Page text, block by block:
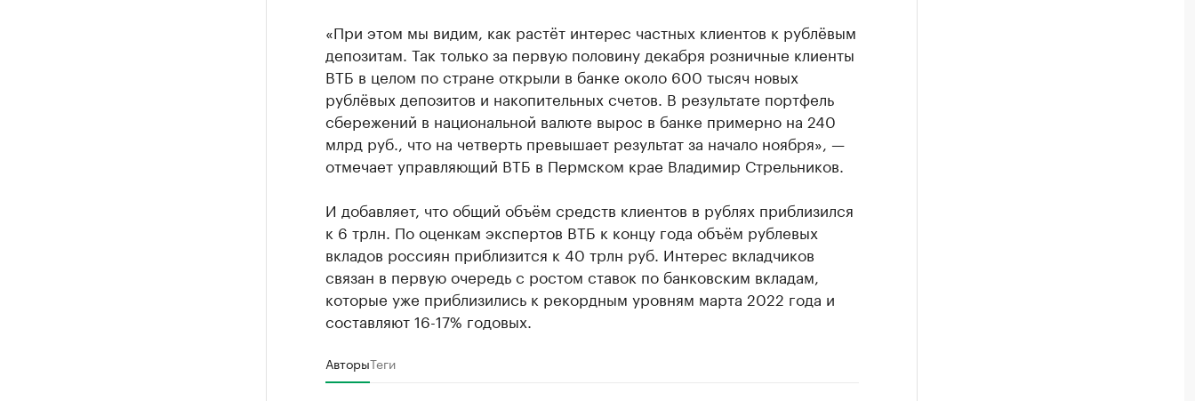
«При этом мы видим, как растёт интерес частных клиентов к рублёвым
депозитам. Так только за первую половину декабря розничные клиенты
ВТБ в целом по стране открыли в банке около 600 тысяч новых
рублёвых депозитов и накопительных счетов. В результате портфель
сбережений в национальной валюте вырос в банке примерно на 240
млрд руб., что на четверть превышает результат за начало ноября», —
отмечает управляющий ВТБ в Пермском крае Владимир Стрельников.
И добавляет, что общий объём средств клиентов в рублях приблизился
к 6 трлн. По оценкам экспертов ВТБ к концу года объём рублевых
вкладов россиян приблизится к 40 трлн руб. Интерес вкладчиков
связан в первую очередь с ростом ставок по банковским вкладам,
которые уже приблизились к рекордным уровням марта 2022 года и
составляют 16-17% годовых.
АвторыТеги